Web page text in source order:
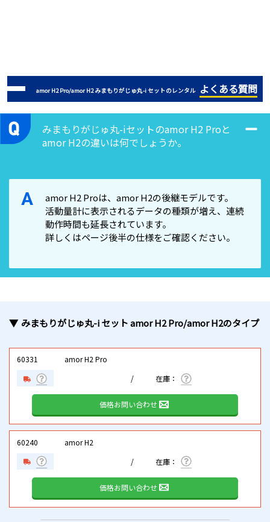
amor H2 Pro/amor H2 みまもりがじゅ丸-i セットのレンタル よくある質問
みまもりがじゅ丸-iセットのamor H2 Proと
amor H2の違いは何でしょうか。
A
amor H2 Proは、amor H2の後継モデルです。
活動量計に表示されるデータの種類が増え、連続
動作時間も延長されています。
詳しくはページ後半の仕様をご確認ください。
みまもりがじゅ丸-i セット amor H2 Pro/amor H2のタイプ
60331 amor H2 Pro
価格お問い合わせ
60240 amor H2
価格お問い合わせ